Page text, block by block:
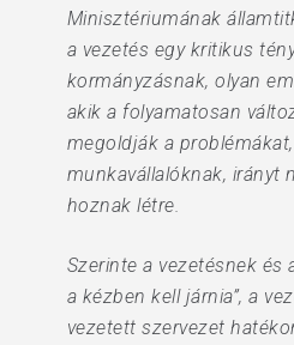
Minisztériumának
a vezetés egy kritikus
kormányzásnak, olyan
akik a folyamatosan
megoldják a
munkavállalóknak, irányt
hoznak létre.
Szerinte a vezetésnek és
a kézben kell járnia”, a
vezetett szervezet